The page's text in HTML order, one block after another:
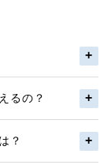
るの？
？